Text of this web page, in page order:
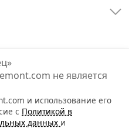
не является
и использование его
с Политикой в
данных и